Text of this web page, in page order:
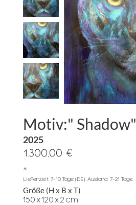
Motiv:" Shadow"
2025
1.300,00 €
*
Lieferzeit: 7-10 Tage (DE), Ausland: 7-21 Tage.
Größe (H x B x T)
150x120x2 cm